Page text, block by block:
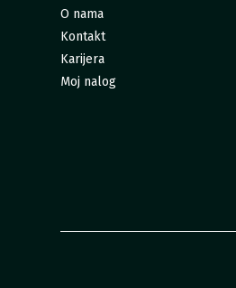
O nama
Kontakt
Karijera
Moj nalog